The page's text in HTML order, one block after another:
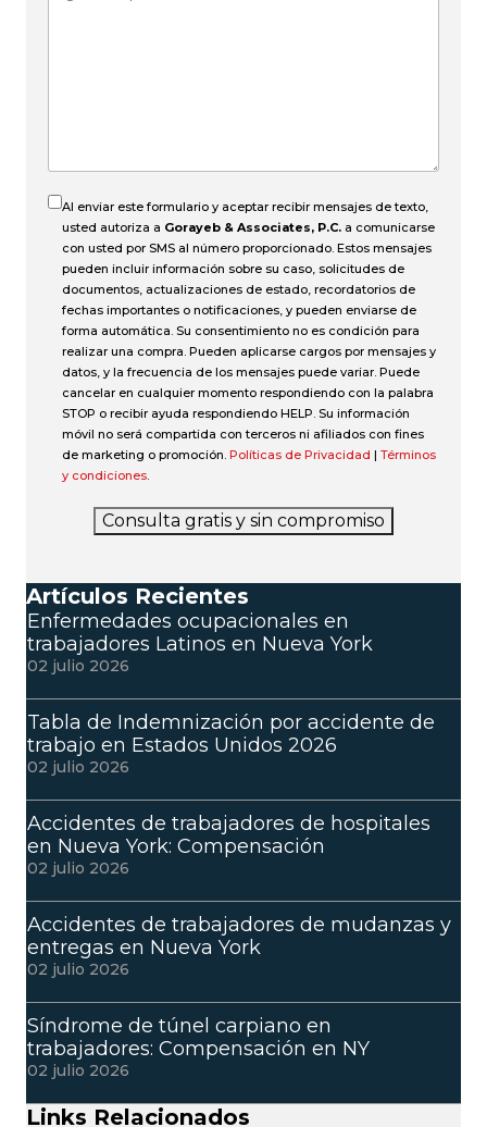
Al enviar este formulario y aceptar recibir mensajes de texto,
usted autoriza a Gorayeb & Associates, P.C. a comunicarse
con usted por SMS al número proporcionado. Estos mensajes
pueden incluir información sobre su caso, solicitudes de
documentos, actualizaciones de estado, recordatorios de
fechas importantes o notificaciones, y pueden enviarse de
forma automática. Su consentimiento no es condición para
realizar una compra. Pueden aplicarse cargos por mensajes y
datos, y la frecuencia de los mensajes puede variar. Puede
cancelar en cualquier momento respondiendo con la palabra
STOP o recibir ayuda respondiendo HELP. Su información
móvil no será compartida con terceros ni afiliados con fines
de marketing o promoción. Políticas de Privacidad | Términos
y condiciones.
Consulta gratis y sin compromiso
Artículos Recientes
Enfermedades ocupacionales en
trabajadores Latinos en Nueva York
02 julio 2026
Tabla de Indemnización por accidente de
trabajo en Estados Unidos 2026
02 julio 2026
Accidentes de trabajadores de hospitales
en Nueva York: Compensación
02 julio 2026
Accidentes de trabajadores de mudanzas y
entregas en Nueva York
02 julio 2026
Síndrome de túnel carpiano en
trabajadores: Compensación en NY
02 julio 2026
Links Relacionados